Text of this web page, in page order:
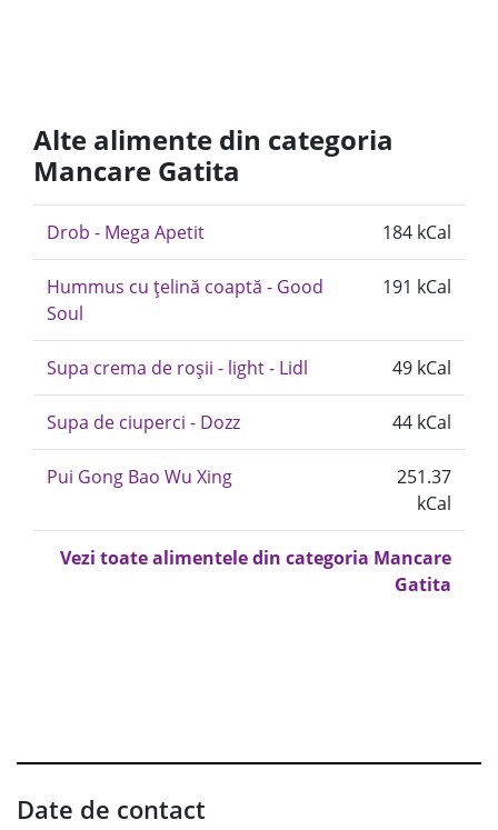
Alte alimente din categoria
Mancare Gatita
Drob - Mega Apetit 184 kCal
Hummus cu țelină coaptă - Good
Soul
191 kCal
Supa crema de roșii - light - Lidl 49 kCal
Supa de ciuperci - Dozz 44 kCal
Pui Gong Bao Wu Xing
251.37
kCal
Vezi toate alimentele din categoria Mancare
Gatita
Date de contact